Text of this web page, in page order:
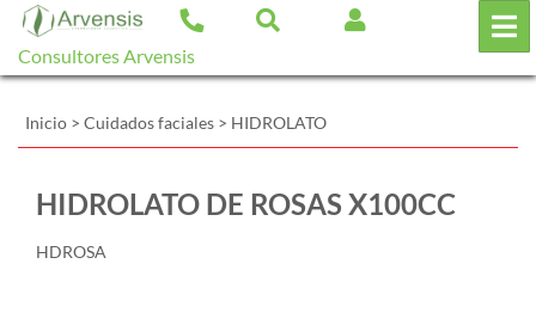
Consultores Arvensis
Inicio > Cuidados faciales > HIDROLATO
HIDROLATO DE ROSAS X100CC
HDROSA